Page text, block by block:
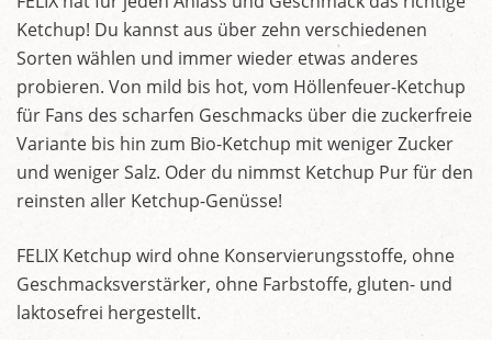
Ketchup! Du kannst aus über zehn verschiedenen
Sorten wählen und immer wieder etwas anderes
probieren. Von mild bis hot, vom Höllenfeuer-Ketchup
für Fans des scharfen Geschmacks über die zuckerfreie
Variante bis hin zum Bio-Ketchup mit weniger Zucker
und weniger Salz. Oder du nimmst Ketchup Pur für den
reinsten aller Ketchup-Genüsse!
FELIX Ketchup wird ohne Konservierungsstoffe, ohne
Geschmacksverstärker, ohne Farbstoffe, gluten- und
laktosefrei hergestellt.